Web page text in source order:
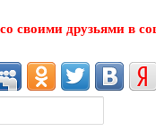
своими друзьями в